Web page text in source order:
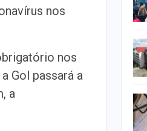
nos
nos
Gol passará a
a
Tempo